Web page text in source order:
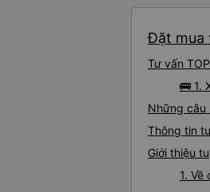
Đặt mua
Tư vấn
🚌 1.
Những câu
Thông tin
Giới thiệu
1.